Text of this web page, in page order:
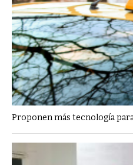
Proponen más tecnología